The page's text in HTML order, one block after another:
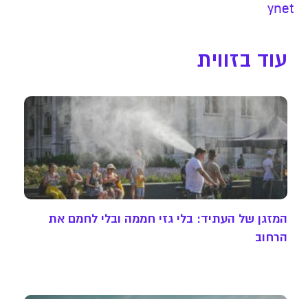
ynet
עוד בזווית
המזגן של העתיד: בלי גזי חממה ובלי לחמם את
הרחוב